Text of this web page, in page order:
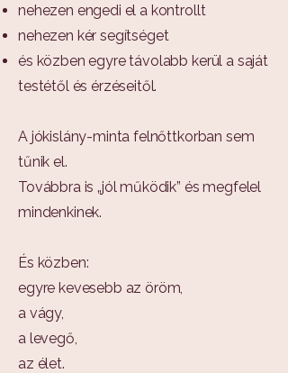
nehezen engedi el a kontrollt
nehezen kér segítséget
és közben egyre távolabb kerül a saját
testétől és érzéseitől.
A jókislány-minta felnőttkorban sem
tűnik el.
Továbbra is „jól működik” és megfelel
mindenkinek.
És közben:
egyre kevesebb az öröm,
a vágy,
a levegő,
az élet.